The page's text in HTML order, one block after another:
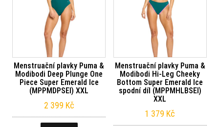
Menstruační plavky Puma &
Modibodi Deep Plunge One
Piece Super Emerald Ice
(MPPMDPSEI) XXL
2 399 Kč
Menstruační plavky Puma &
Modibodi Hi-Leg Cheeky
Bottom Super Emerald Ice
spodní díl (MPPMHLBSEI)
XXL
1 379 Kč